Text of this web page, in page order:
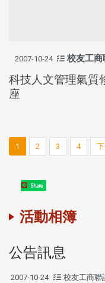
2007-10-24 校友工商
科技人文管理氣質
座
1 2 3 4
Share
活動相簿
公告訊息
2007-10-24 校友工商聯